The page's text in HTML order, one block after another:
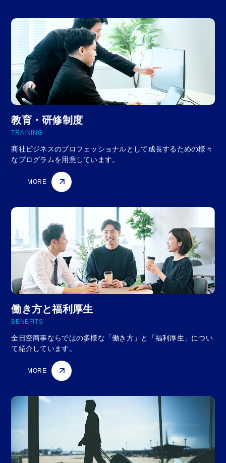
教育・研修制度
TRAINING
商社ビジネスのプロフェッショナルとして成長するための様々
なプログラムを用意しています。
MORE
働き方と福利厚生
BENEFITS
全日空商事ならではの多様な「働き方」と「福利厚生」につい
て紹介しています。
MORE